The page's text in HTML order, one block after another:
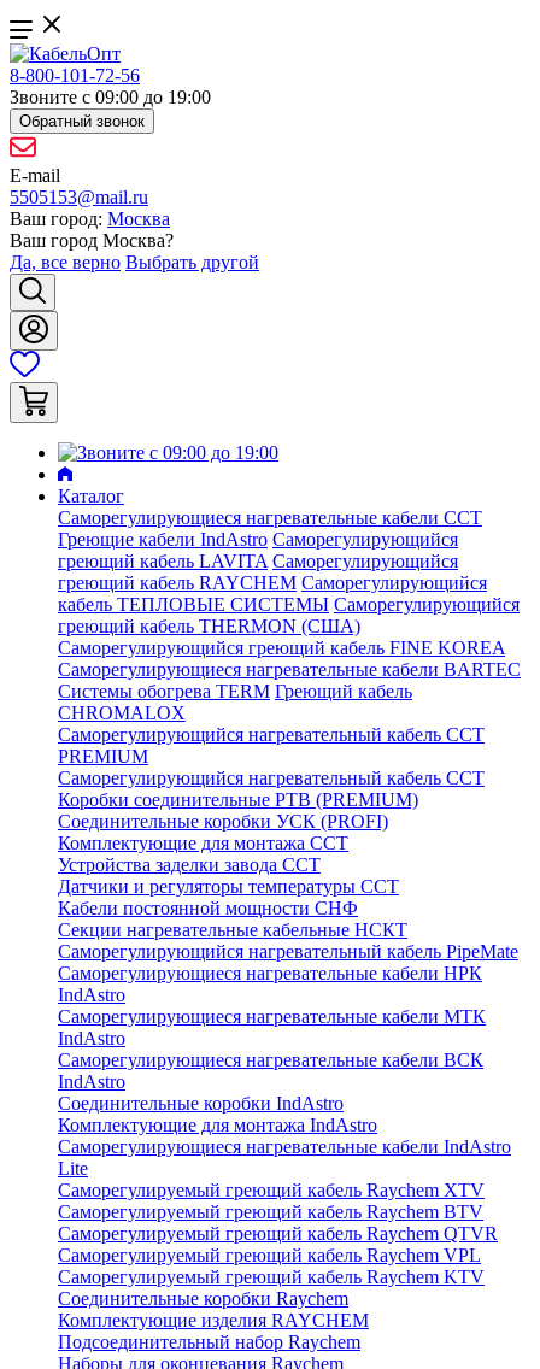
8-800-101-72-56
Звоните с 09:00 до 19:00
Обратный звонок
E-mail
5505153@mail.ru
Ваш город: Москва
Ваш город Москва?
Да, все верно Выбрать другой
Каталог
Саморегулирующиеся нагревательные кабели ССТ
Греющие кабели IndAstro Саморегулирующийся
греющий кабель LAVITA Саморегулирующийся
греющий кабель RAYCHEM Саморегулирующийся
кабель ТЕПЛОВЫЕ СИСТЕМЫ Саморегулирующийся
греющий кабель THERMON (США)
Саморегулирующийся греющий кабель FINE KOREA
Саморегулирующиеся нагревательные кабели BARTEC
Системы обогрева TERM Греющий кабель
CHROMALOX
Саморегулирующийся нагревательный кабель ССТ
PREMIUM
Саморегулирующийся нагревательный кабель ССТ
Коробки соединительные РТВ (PREMIUM)
Соединительные коробки УСК (PROFI)
Комплектующие для монтажа ССТ
Устройства заделки завода ССТ
Датчики и регуляторы температуры ССТ
Кабели постоянной мощности СНФ
Секции нагревательные кабельные НСКТ
Саморегулирующийся нагревательный кабель PipeMate
Саморегулирующиеся нагревательные кабели НРК
IndAstro
Саморегулирующиеся нагревательные кабели МТК
IndAstro
Саморегулирующиеся нагревательные кабели ВСК
IndAstro
Соединительные коробки IndAstro
Комплектующие для монтажа IndAstro
Саморегулирующиеся нагревательные кабели IndAstro
Lite
Саморегулируемый греющий кабель Raychem XTV
Саморегулируемый греющий кабель Raychem BTV
Саморегулируемый греющий кабель Raychem QTVR
Саморегулируемый греющий кабель Raychem VPL
Саморегулируемый греющий кабель Raychem KTV
Соединительные коробки Raychem
Комплектующие изделия RAYCHEM
Подсоединительный набор Raychem
Наборы для оконцевания Raychem